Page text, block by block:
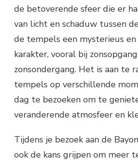
de betoverende sfeer die er
van licht en schaduw tussen
de tempels een mysterieus en
karakter, vooral bij
zonsondergang. Het is aan te
tempels op verschillende
dag te bezoeken om te
veranderende atmosfeer en
Tijdens je bezoek aan de
ook de kans grijpen om meer